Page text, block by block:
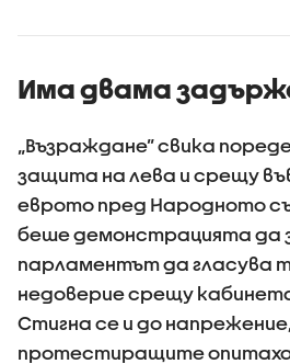
Има двама
„Възраждане” свика
защита на лева и срещу
еврото пред Народното
беше демонстрацията да
парламентът да гласува
недоверие срещу
Стигна се и до
протестиращите